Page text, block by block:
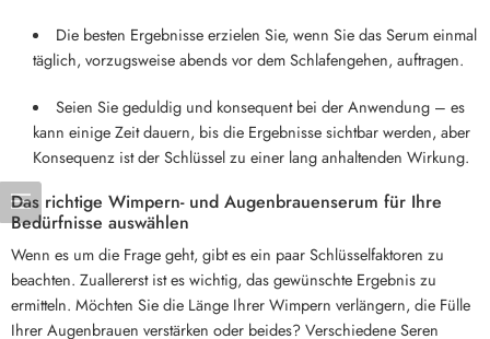
Die besten Ergebnisse erzielen Sie, wenn Sie das Serum einmal
täglich, vorzugsweise abends vor dem Schlafengehen, auftragen.
Seien Sie geduldig und konsequent bei der Anwendung – es
kann einige Zeit dauern, bis die Ergebnisse sichtbar werden, aber
Konsequenz ist der Schlüssel zu einer lang anhaltenden Wirkung.
Das richtige Wimpern- und Augenbrauenserum für Ihre
Bedürfnisse auswählen
Wenn es um die Frage geht, gibt es ein paar Schlüsselfaktoren zu
beachten. Zuallererst ist es wichtig, das gewünschte Ergebnis zu
ermitteln. Möchten Sie die Länge Ihrer Wimpern verlängern, die Fülle
Ihrer Augenbrauen verstärken oder beides? Verschiedene Seren